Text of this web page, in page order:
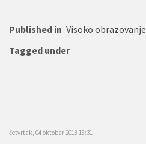
Published in Visoko obrazovanje
Tagged under
četvrtak, 04 oktobar 2018 18:31